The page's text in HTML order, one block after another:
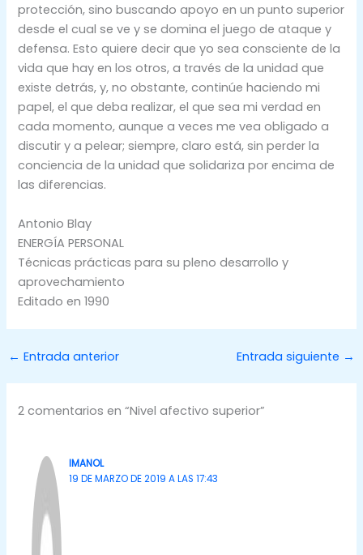
protección, sino buscando apoyo en un punto superior
desde el cual se ve y se domina el juego de ataque y
defensa. Esto quiere decir que yo sea consciente de la
vida que hay en los otros, a través de la unidad que
existe detrás, y, no obstante, continúe haciendo mi
papel, el que deba realizar, el que sea mi verdad en
cada momento, aunque a veces me vea obligado a
discutir y a pelear; siempre, claro está, sin perder la
conciencia de la unidad que solidariza por encima de
las diferencias.
Antonio Blay
ENERGÍA PERSONAL
Técnicas prácticas para su pleno desarrollo y
aprovechamiento
Editado en 1990
← Entrada anterior Entrada siguiente →
2 comentarios en “Nivel afectivo superior”
IMANOL
19 DE MARZO DE 2019 A LAS 17:43